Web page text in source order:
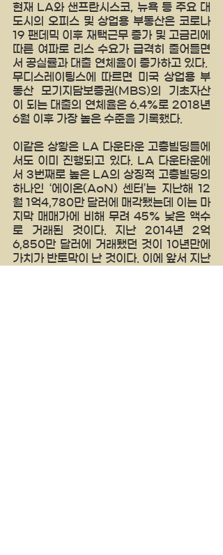
현재 LA와 샌프란시스코, 뉴욕 등 주요 대
도시의 오피스 및 상업용 부동산은 코로나
19 팬데믹 이후 재택근무 증가 및 고금리에
따른 여파로 리스 수요가 급격히 줄어들면
서 공실률과 대출 연체율이 증가하고 있다.
무디스레이팅스에 따르면 미국 상업용 부
동산 모기지담보증권(MBS)의 기초자산
이 되는 대출의 연체율은 6.4%로 2018년
6월 이후 가장 높은 수준을 기록했다.
이같은 상황은 LA 다운타운 고층빌딩들에
서도 이미 진행되고 있다. LA 다운타운에
서 3번째로 높은 LA의 상징적 고층빌딩의
하나인 ‘에이온(AoN) 센터’는 지난해 12
월 1억4,780만 달러에 매각됐는데 이는 마
지막 매매가에 비해 무려 45% 낮은 액수
로 거래된 것이다. 지난 2014년 2억
6,850만 달러에 거래됐던 것이 10년만에
가치가 반토막이 난 것이다. 이에 앞서 지난